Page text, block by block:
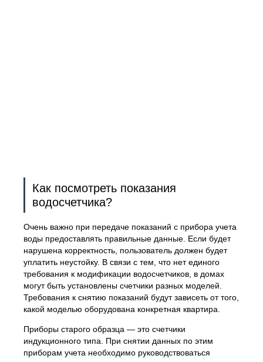
Как посмотреть показания
водосчетчика?
Очень важно при передаче показаний с прибора учета
воды предоставлять правильные данные. Если будет
нарушена корректность, пользователь должен будет
уплатить неустойку. В связи с тем, что нет единого
требования к модификации водосчетчиков, в домах
могут быть установлены счетчики разных моделей.
Требования к снятию показаний будут зависеть от того,
какой моделью оборудована конкретная квартира.
Приборы старого образца — это счетчики
индукционного типа. При снятии данных по этим
приборам учета необходимо руководствоваться